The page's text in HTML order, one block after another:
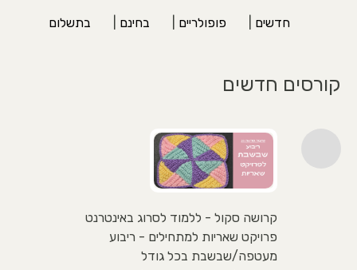
חדשים פופולריים בחינם בתשלום
קורסים חדשים
קרושה סקול - ללמוד לסרוג באינטרנט
פרויקט שאריות למתחילים - ריבוע
מעטפה/שבשבת בכל גודל